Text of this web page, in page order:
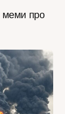
меми про